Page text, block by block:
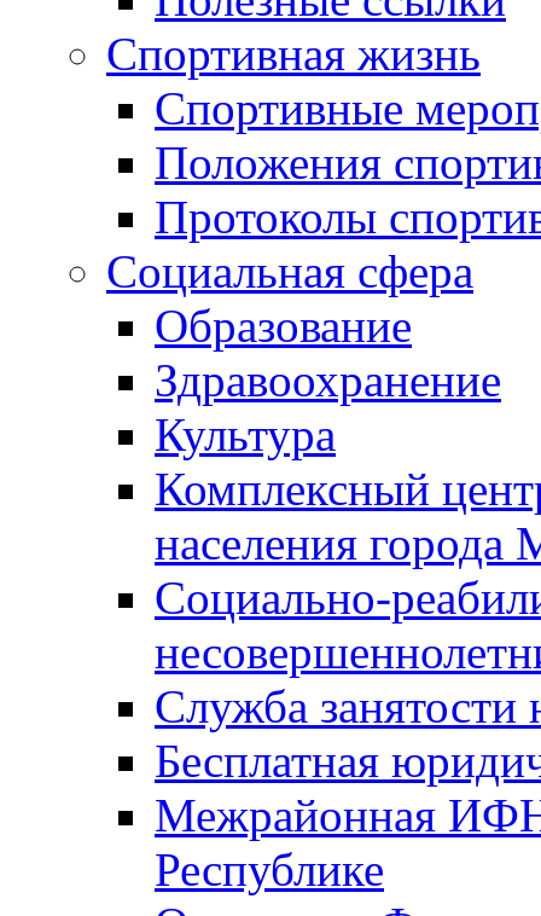
Спортивная жизнь
Спортивные
Положения
Протоколы
Социальная сфера
Образование
Здравоохранение
Культура
Комплексный
населения города
Социально-
Служба занятости
Бесплатная
Межрайонная
Республике